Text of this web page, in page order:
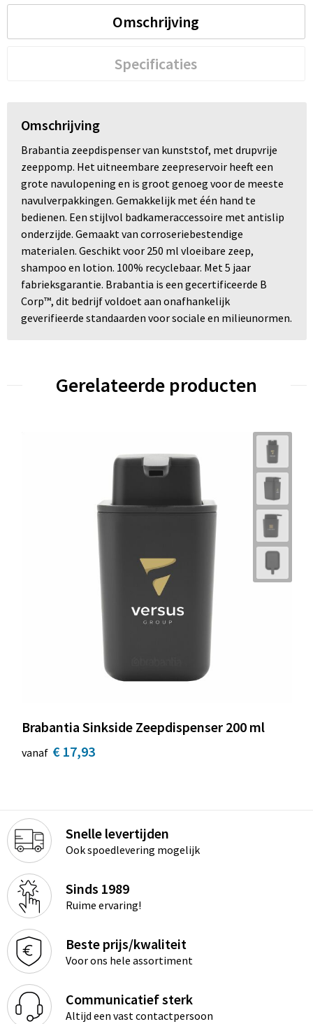
Omschrijving
Specificaties
Omschrijving
Brabantia zeepdispenser van kunststof, met drupvrije
zeeppomp. Het uitneembare zeepreservoir heeft een
grote navulopening en is groot genoeg voor de meeste
navulverpakkingen. Gemakkelijk met één hand te
bedienen. Een stijlvol badkameraccessoire met antislip
onderzijde. Gemaakt van corroseriebestendige
materialen. Geschikt voor 250 ml vloeibare zeep,
shampoo en lotion. 100% recyclebaar. Met 5 jaar
fabrieksgarantie. Brabantia is een gecertificeerde B
Corp™, dit bedrijf voldoet aan onafhankelijk
geverifieerde standaarden voor sociale en milieunormen.
Gerelateerde producten
Brabantia Sinkside Zeepdispenser 200 ml
vanaf € 17,93
Snelle levertijden
Ook spoedlevering mogelijk
Sinds 1989
Ruime ervaring!
Beste prijs/kwaliteit
Voor ons hele assortiment
Communicatief sterk
Altijd een vast contactpersoon